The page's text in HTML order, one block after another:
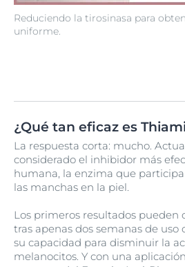
Reduciendo la tirosinasa para
uniforme.
¿Qué tan eficaz es
La respuesta corta: mucho.
considerado el inhibidor más
humana, la enzima que
las manchas en la piel.
Los primeros resultados pueden
tras apenas dos semanas de uso
su capacidad para disminuir la
melanocitos. Y con una